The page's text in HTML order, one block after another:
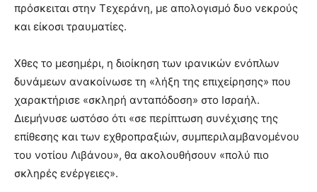
πρόσκειται στην Τεχεράνη, με απολογισμό δυο νεκρούς
και είκοσι τραυματίες.
Χθες το μεσημέρι, η διοίκηση των ιρανικών ενόπλων
δυνάμεων ανακοίνωσε τη «λήξη της επιχείρησης» που
χαρακτήρισε «σκληρή ανταπόδοση» στο Ισραήλ.
Διεμήνυσε ωστόσο ότι «σε περίπτωση συνέχισης της
επίθεσης και των εχθροπραξιών, συμπεριλαμβανομένου
του νοτίου Λιβάνου», θα ακολουθήσουν «πολύ πιο
σκληρές ενέργειες».